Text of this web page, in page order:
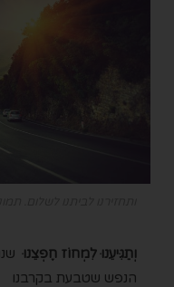
וְתַגִּיעֵנוּ לִמְחוֹז חֶפְצֵנוּ
הנפש שטבעת בקרבנו